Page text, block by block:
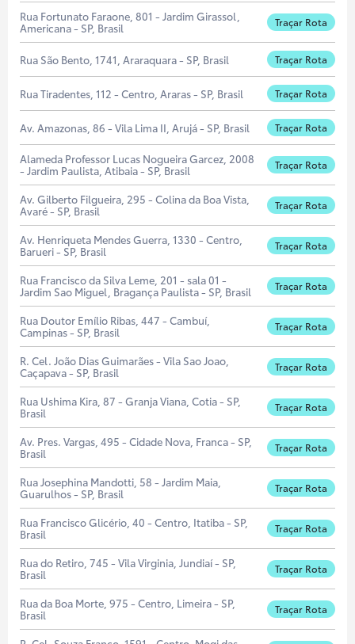
Rua Fortunato Faraone, 801 - Jardim Girassol,
Americana - SP, Brasil
Traçar Rota
Rua São Bento, 1741, Araraquara - SP, Brasil Traçar Rota
Rua Tiradentes, 112 - Centro, Araras - SP, Brasil Traçar Rota
Av. Amazonas, 86 - Vila Lima II, Arujá - SP, Brasil Traçar Rota
Alameda Professor Lucas Nogueira Garcez, 2008
- Jardim Paulista, Atibaia - SP, Brasil
Traçar Rota
Av. Gilberto Filgueira, 295 - Colina da Boa Vista,
Avaré - SP, Brasil
Traçar Rota
Av. Henriqueta Mendes Guerra, 1330 - Centro,
Barueri - SP, Brasil
Traçar Rota
Rua Francisco da Silva Leme, 201 - sala 01 -
Jardim Sao Miguel, Bragança Paulista - SP, Brasil
Traçar Rota
Rua Doutor Emílio Ribas, 447 - Cambuí,
Campinas - SP, Brasil
Traçar Rota
R. Cel. João Dias Guimarães - Vila Sao Joao,
Caçapava - SP, Brasil
Traçar Rota
Rua Ushima Kira, 87 - Granja Viana, Cotia - SP,
Brasil
Traçar Rota
Av. Pres. Vargas, 495 - Cidade Nova, Franca - SP,
Brasil
Traçar Rota
Rua Josephina Mandotti, 58 - Jardim Maia,
Guarulhos - SP, Brasil
Traçar Rota
Rua Francisco Glicério, 40 - Centro, Itatiba - SP,
Brasil
Traçar Rota
Rua do Retiro, 745 - Vila Virginia, Jundiaí - SP,
Brasil
Traçar Rota
Rua da Boa Morte, 975 - Centro, Limeira - SP,
Brasil
Traçar Rota